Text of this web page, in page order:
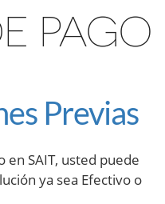
PAGO
Previas
en SAIT, usted puede
ya sea Efectivo o